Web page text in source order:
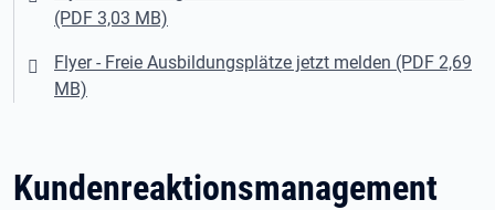
(PDF 3,03 MB)
Flyer - Freie Ausbildungsplätze jetzt melden (PDF 2,69
MB)
Kundenreaktionsmanagement